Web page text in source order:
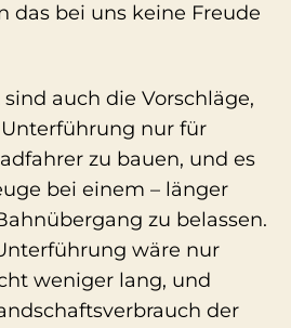
das bei uns keine Freude
auch die Vorschläge,
nur für
zu bauen, und es
bei einem – länger
zu belassen.
wäre nur
weniger lang, und
der